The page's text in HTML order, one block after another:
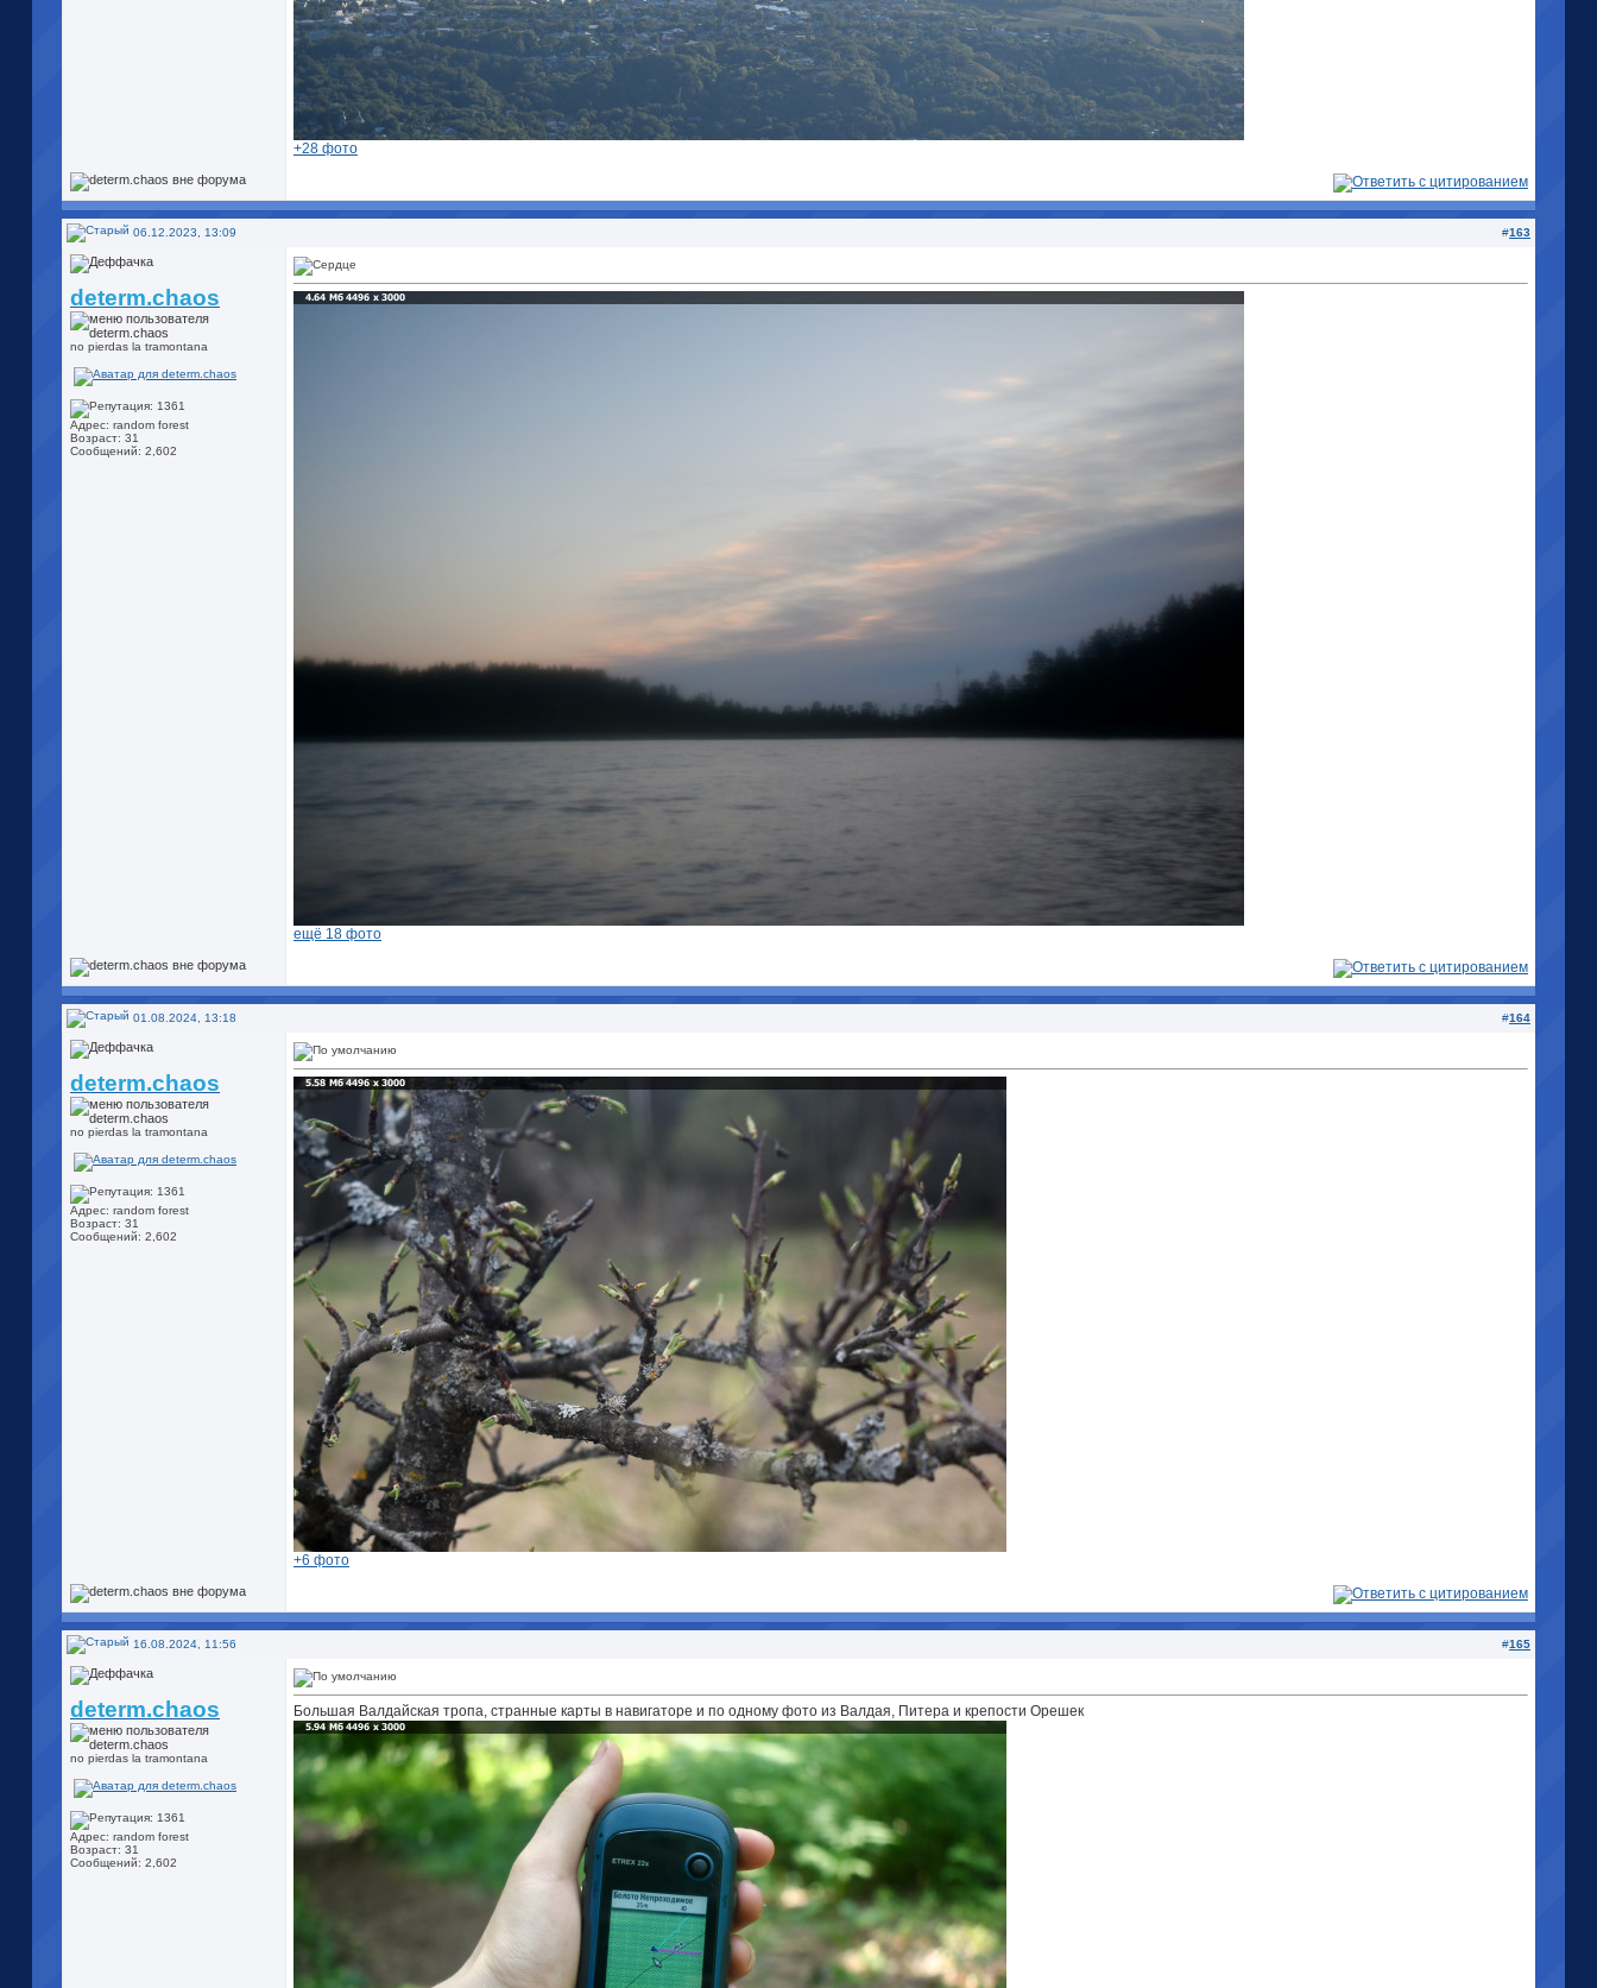
+28 фото
06.12.2023, 13:09 #163
determ.chaos
no pierdas la tramontana
Адрес: random forest
Возраст: 31
Сообщений: 2,602
ещё 18 фото
01.08.2024, 13:18 #164
determ.chaos
no pierdas la tramontana
Адрес: random forest
Возраст: 31
Сообщений: 2,602
+6 фото
16.08.2024, 11:56 #165
determ.chaos
no pierdas la tramontana
Адрес: random forest
Возраст: 31
Сообщений: 2,602
Большая Валдайская тропа, странные карты в навигаторе и по одному фото из Валдая, Питера и крепости Орешек